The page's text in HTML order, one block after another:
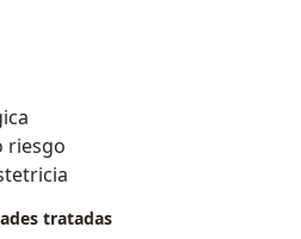
riesgo
tratadas